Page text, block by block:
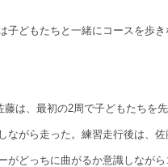
どもたちと一緒にコースを歩き
は、最初の2周で子どもたちを先
ながら走った。練習走行後は、
がどっちに曲がるか意識しなが